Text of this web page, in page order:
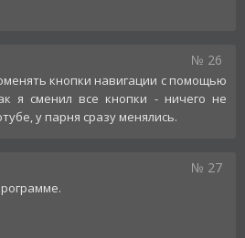
№ 26
кнопки навигации с помощью
я сменил все кнопки - ничего не
у парня сразу менялись.
№ 27